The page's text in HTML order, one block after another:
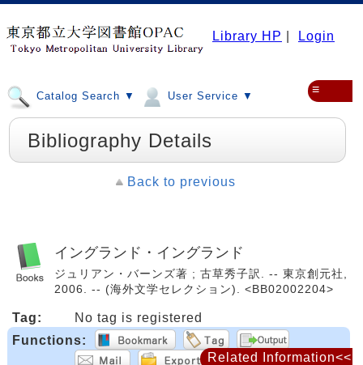
Library HP Login
Catalog Search ▼ User Service ▼ ≡
Bibliography Details
Back to previous
イングランド・イングランド
ジュリアン・バーンズ著 ; 古草秀子訳. -- 東京創元社,
2006. -- (海外文学セレクション). <BB02002204>
Tag:
No tag is registered
Functions:
Related Information<<